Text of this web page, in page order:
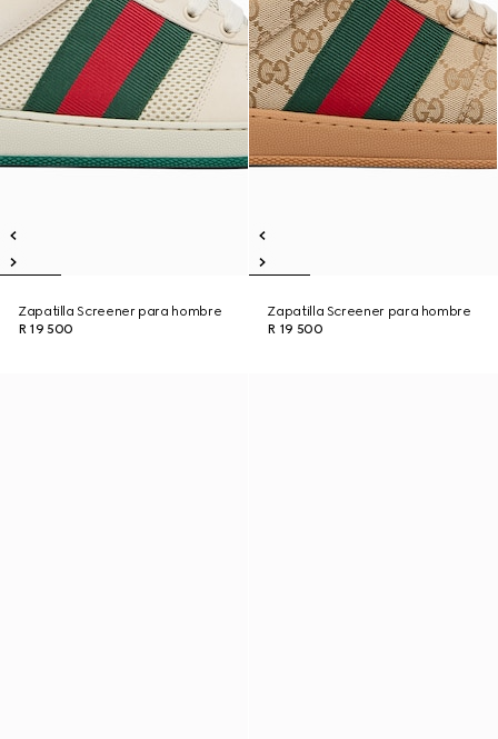
Zapatilla Screener para hombre
R 19 500
Zapatilla Screener para hombre
R 19 500